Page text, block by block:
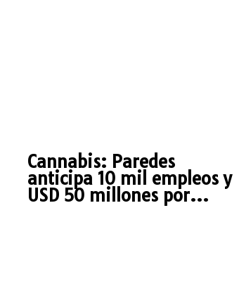
Cannabis: Paredes
anticipa 10 mil empleos y
USD 50 millones por...